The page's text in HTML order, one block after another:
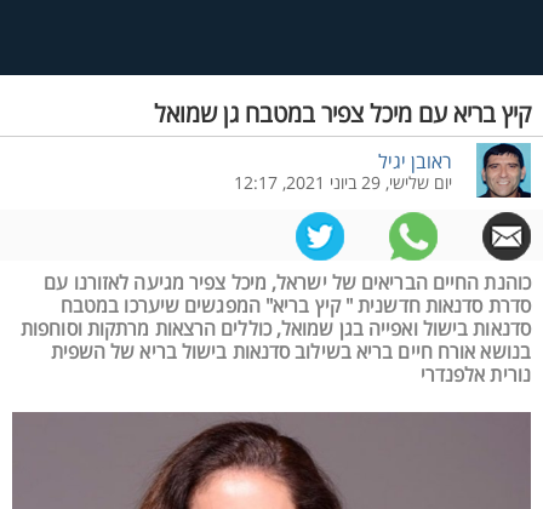
קיץ בריא עם מיכל צפיר במטבח גן שמואל
ראובן יגיל
יום שלישי, 29 ביוני 2021, 12:17
כוהנת החיים הבריאים של ישראל, מיכל צפיר מגיעה לאזורנו עם
סדרת סדנאות חדשנית " קיץ בריא" המפגשים שיערכו במטבח
סדנאות בישול ואפייה בגן שמואל, כוללים הרצאות מרתקות וסוחפות
בנושא אורח חיים בריא בשילוב סדנאות בישול בריא של השפית
נורית אלפנדרי